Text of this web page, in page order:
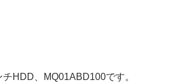
HDD、MQ01ABD100です。